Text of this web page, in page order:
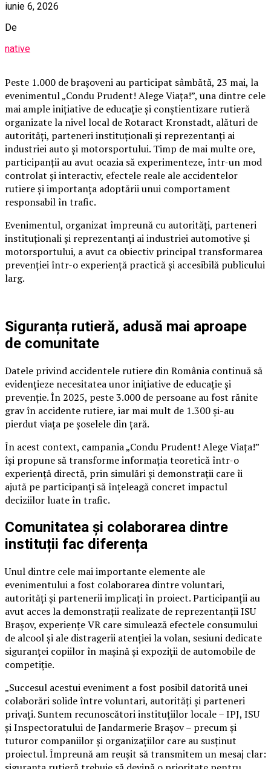
iunie 6, 2026
De
native
Peste 1.000 de brașoveni au participat sâmbătă, 23 mai, la
evenimentul „Condu Prudent! Alege Viața!”, una dintre cele
mai ample inițiative de educație și conștientizare rutieră
organizate la nivel local de Rotaract Kronstadt, alături de
autorități, parteneri instituționali și reprezentanți ai
industriei auto și motorsportului. Timp de mai multe ore,
participanții au avut ocazia să experimenteze, într-un mod
controlat și interactiv, efectele reale ale accidentelor
rutiere și importanța adoptării unui comportament
responsabil în trafic.
Evenimentul, organizat împreună cu autorități, parteneri
instituționali și reprezentanți ai industriei automotive și
motorsportului, a avut ca obiectiv principal transformarea
prevenției într-o experiență practică și accesibilă publicului
larg.
Siguranța rutieră, adusă mai aproape
de comunitate
Datele privind accidentele rutiere din România continuă să
evidențieze necesitatea unor inițiative de educație și
prevenție. În 2025, peste 3.000 de persoane au fost rănite
grav în accidente rutiere, iar mai mult de 1.300 și-au
pierdut viața pe șoselele din țară.
În acest context, campania „Condu Prudent! Alege Viața!”
își propune să transforme informația teoretică într-o
experiență directă, prin simulări și demonstrații care îi
ajută pe participanți să înțeleagă concret impactul
deciziilor luate în trafic.
Comunitatea și colaborarea dintre
instituții fac diferența
Unul dintre cele mai importante elemente ale
evenimentului a fost colaborarea dintre voluntari,
autorități și partenerii implicați în proiect. Participanții au
avut acces la demonstrații realizate de reprezentanții ISU
Brașov, experiențe VR care simulează efectele consumului
de alcool și ale distragerii atenției la volan, sesiuni dedicate
siguranței copiilor în mașină și expoziții de automobile de
competiție.
„Succesul acestui eveniment a fost posibil datorită unei
colaborări solide între voluntari, autorități și parteneri
privați. Suntem recunoscători instituțiilor locale – IPJ, ISU
și Inspectoratului de Jandarmerie Brașov – precum și
tuturor companiilor și organizațiilor care au susținut
proiectul. Împreună am reușit să transmitem un mesaj clar: